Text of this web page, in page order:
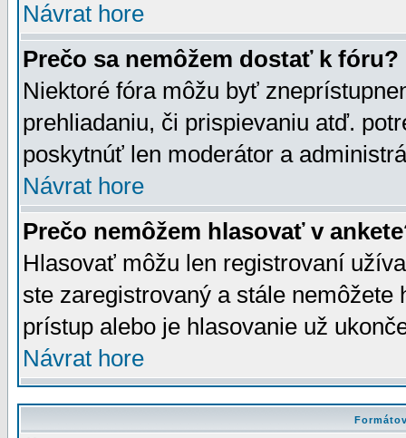
Návrat hore
Prečo sa nemôžem dostať k fóru?
Niektoré fóra môžu byť
prehliadaniu, či prispievaniu atď.
poskytnúť len moderátor a
Návrat hore
Prečo nemôžem hlasovať v
Hlasovať môžu len registrovaní
ste zaregistrovaný a stále
prístup alebo je hlasovanie už
Návrat hore